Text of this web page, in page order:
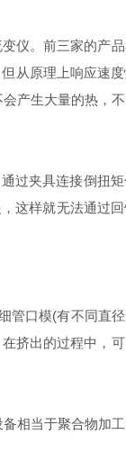
仪。前三家的产
从原理上响应速
产生大量的热，不
过夹具连接倒扭矩
这样就无法通过
口模(有不同直
挤出的过程中，
相当于聚合物加